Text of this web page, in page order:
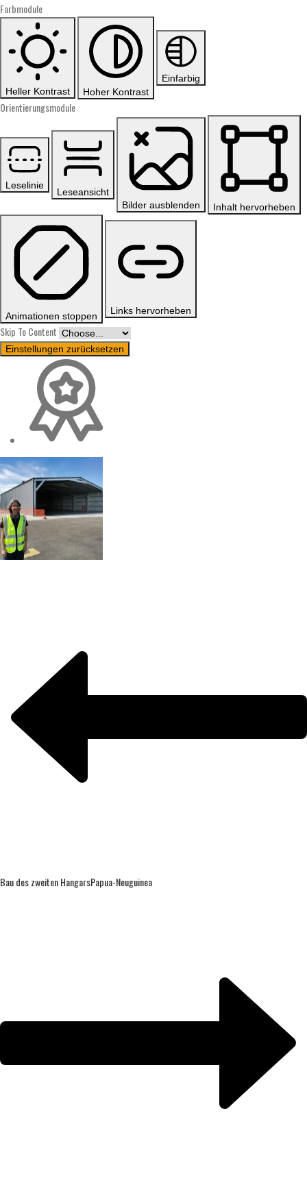
Farbmodule
Heller Kontrast Hoher Kontrast
Einfarbig
Orientierungsmodule
Leselinie
Leseansicht
Bilder ausblenden
Inhalt hervorheben
Animationen stoppen Links hervorheben
Skip To Content
Einstellungen zurücksetzen
Bau des zweiten HangarsPapua-Neuguinea